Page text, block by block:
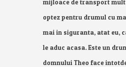
mijloace de transport
optez pentru drumul cu
mai in siguranta, atat eu,
le aduc acasa. Este un
domnului Theo face